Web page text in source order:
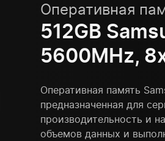
Оперативная
512GB
5600MHz,
Оперативная память
предназначенная для
производительность и
объемов данных и